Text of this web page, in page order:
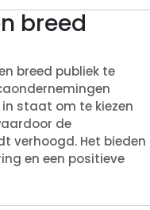
breed
breed publiek te
staat om te kiezen
de
verhoogd. Het bieden
en een positieve